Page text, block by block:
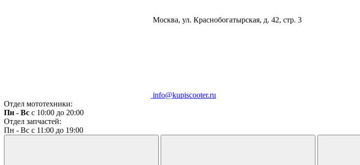
Москва, ул. Краснобогатырская, д. 42, стр. 3
info@kupiscooter.ru
Отдел мототехники:
Пн - Вс с 10:00 до 20:00
Отдел запчастей:
Пн - Вс с 11:00 до 19:00